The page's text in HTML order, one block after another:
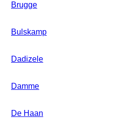
Brugge
Bulskamp
Dadizele
Damme
De Haan